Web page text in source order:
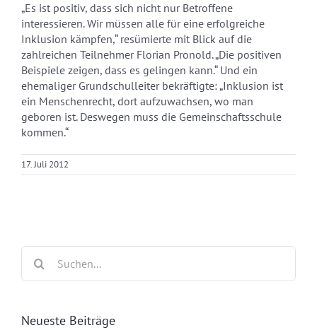
„Es ist positiv, dass sich nicht nur Betroffene
interessieren. Wir müssen alle für eine erfolgreiche
Inklusion kämpfen,“ resümierte mit Blick auf die
zahlreichen Teilnehmer Florian Pronold. „Die positiven
Beispiele zeigen, dass es gelingen kann.“ Und ein
ehemaliger Grundschulleiter bekräftigte: „Inklusion ist
ein Menschenrecht, dort aufzuwachsen, wo man
geboren ist. Deswegen muss die Gemeinschaftsschule
kommen.“
17. Juli 2012
nach:
Neueste Beiträge